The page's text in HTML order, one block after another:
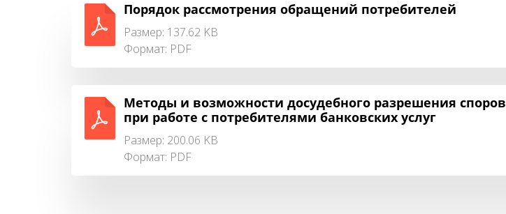
Порядок рассмотрения обращений потребителей
Размер: 137.62 KB
Формат: PDF
Методы и возможности досудебного разрешения споров
при работе с потребителями банковских услуг
Размер: 200.06 KB
Формат: PDF